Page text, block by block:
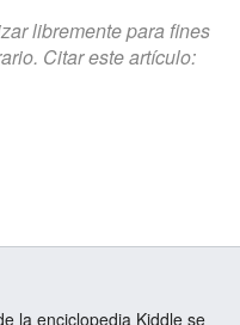
libremente para fines
Citar este artículo:
la enciclopedia Kiddle se